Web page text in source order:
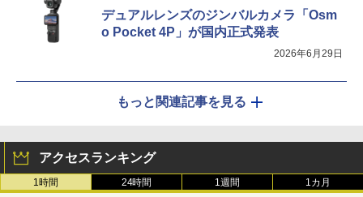
デュアルレンズのジンバルカメラ「Osm
o Pocket 4P」が国内正式発表
2026年6月29日
もっと関連記事を見る
アクセスランキング
1時間 24時間 1週間 1カ月